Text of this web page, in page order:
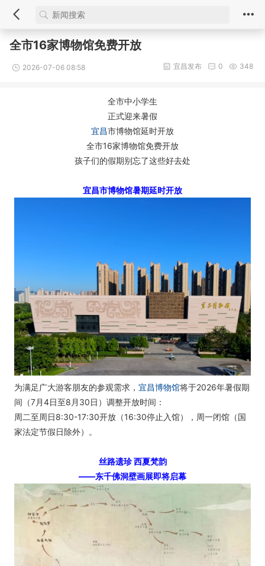
全市16家博物馆免费开放
2026-07-06 08:58 348
0
宜昌发布
全市中小学生
正式迎来暑假
宜昌市博物馆延时开放
全市16家博物馆免费开放
孩子们的假期别忘了这些好去处
宜昌市博物馆暑期延时开放
为满足广大游客朋友的参观需求， 宜昌博物馆将于2026年暑假期
间（7月4日至8月30日）调整开放时间：
周二至周日8:30-17:30开放（16:30停止入馆），周一闭馆（国
家法定节假日除外）。
丝路遗珍 西夏梵韵
——东千佛洞壁画展即将启幕